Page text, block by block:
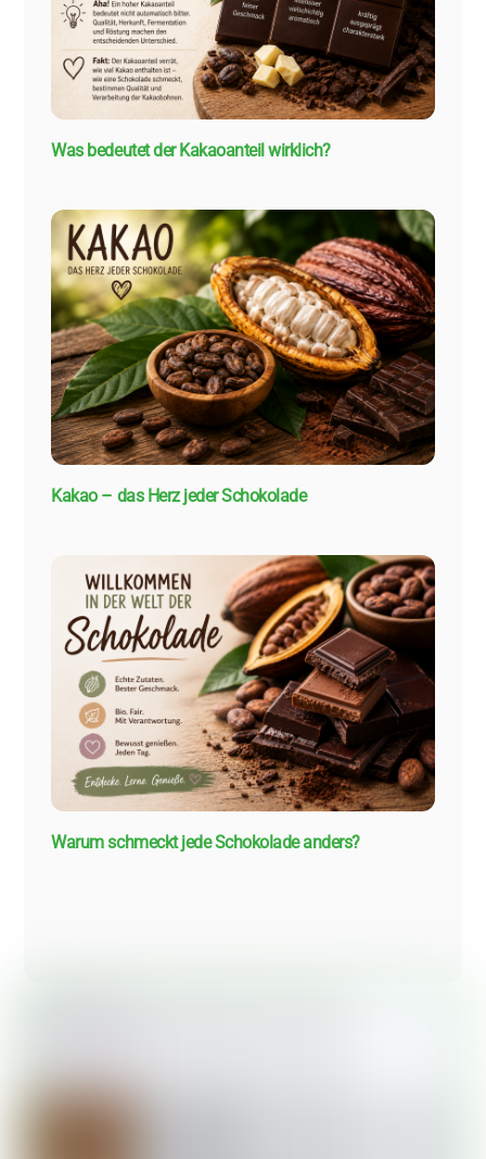
Was bedeutet der Kakaoanteil wirklich?
Kakao – das Herz jeder Schokolade
Warum schmeckt jede Schokolade anders?